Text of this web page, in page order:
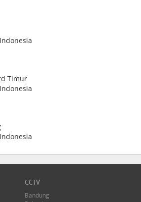
Timur
CCTV
Bandung